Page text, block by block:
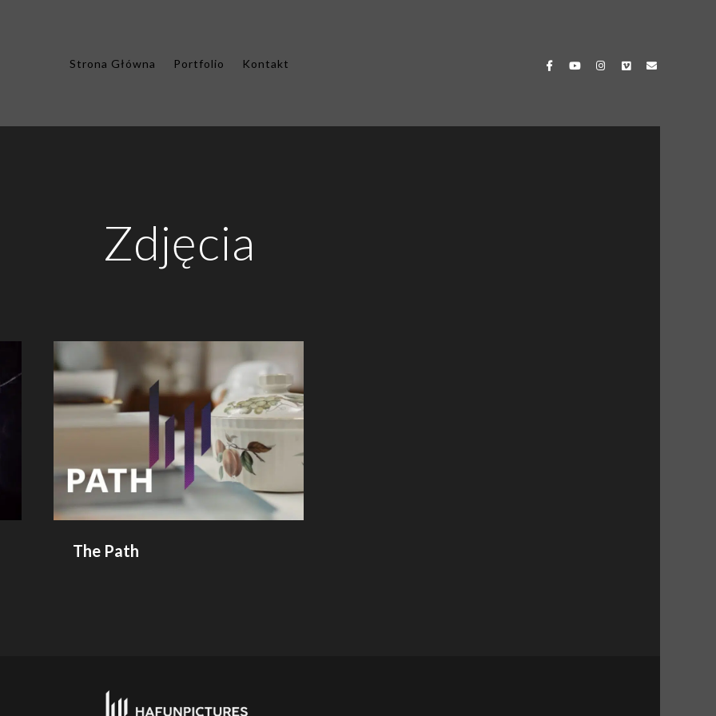
Strona Główna Portfolio Kontakt
Zdjęcia
The Path